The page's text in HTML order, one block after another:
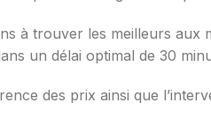
à trouver les meilleurs
un délai optimal de 30
des prix ainsi que